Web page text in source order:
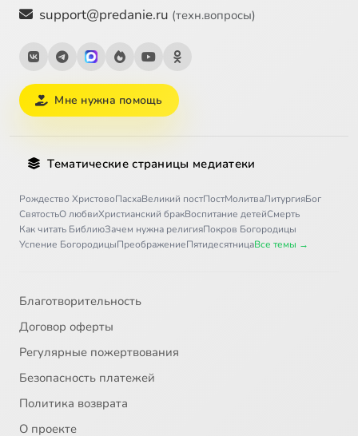
support@predanie.ru (техн.вопросы)
Мне нужна помощь
Тематические страницы медиатеки
Рождество ХристовоПасхаВеликий постПостМолитваЛитургияБог
СвятостьО любвиХристианский бракВоспитание детейСмерть
Как читать БиблиюЗачем нужна религияПокров Богородицы
Успение БогородицыПреображениеПятидесятницаВсе темы →
Благотворительность
Договор оферты
Регулярные пожертвования
Безопасность платежей
Политика возврата
О проекте